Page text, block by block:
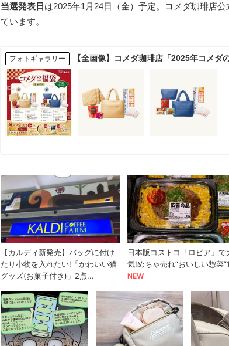
当選発表日 は2025年1月24日（金）予定。コメダ珈琲店
ています。
フォトギャラリー 【全画像】コメダ珈琲店「2025年コメダ